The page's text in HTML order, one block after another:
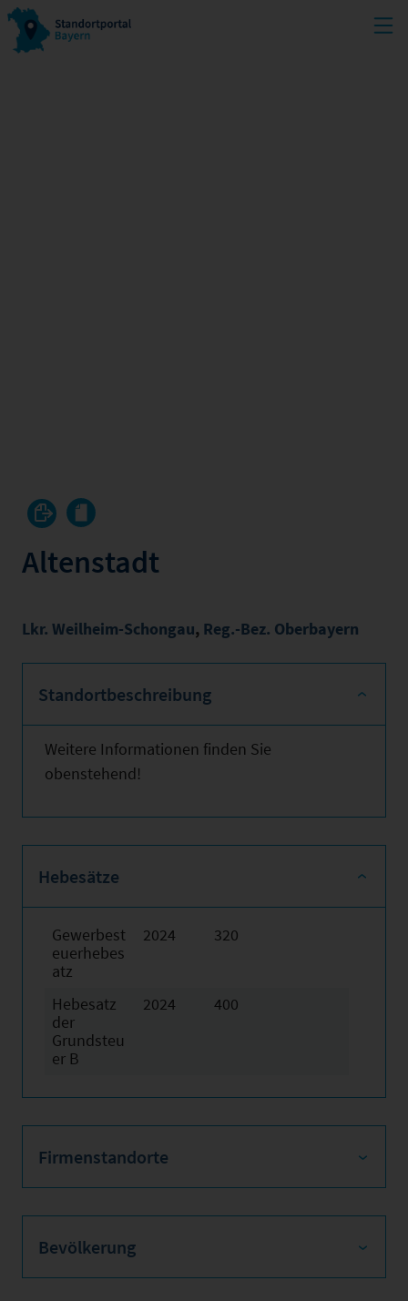
Altenstadt
Lkr. Weilheim-Schongau, Reg.-Bez. Oberbayern
Standortbeschreibung
Weitere Informationen finden Sie
obenstehend!
Hebesätze
Gewerbest
euerhebes
atz
2024 320
Hebesatz
der
Grundsteu
er B
2024 400
Firmenstandorte
Bevölkerung